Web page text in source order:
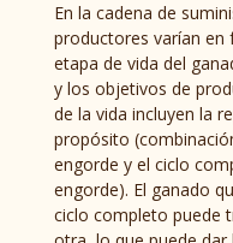
En la cadena de
productores varían
etapa de vida del
y los objetivos de
de la vida incluyen la
propósito
engorde y el ciclo
engorde). El ganado
ciclo completo puede